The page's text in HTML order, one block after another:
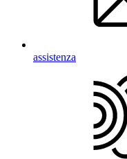
assistenza